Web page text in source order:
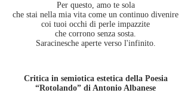
Per questo, amo te sola
che stai nella mia vita come un continuo divenire
coi tuoi occhi di perle impazzite
che corrono senza sosta.
Saracinesche aperte verso l'infinito.
Critica in semiotica estetica della Poesia
“Rotolando” di Antonio Albanese